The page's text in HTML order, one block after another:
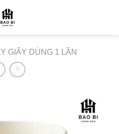
LY GIẤY DÙNG 1 LẦN